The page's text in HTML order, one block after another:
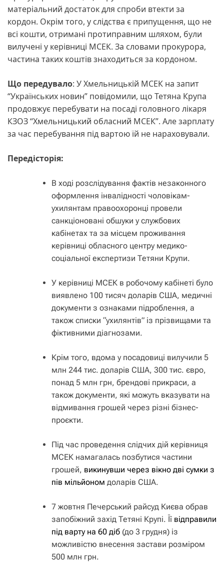
матеріальний достаток для спроби втекти за
кордон. Окрім того, у слідства є припущення, що не
всі кошти, отримані протиправним шляхом, були
вилучені у керівниці МСЕК. За словами прокурора,
частина таких коштів знаходиться за кордоном.
Що передувало: У Хмельницькій МСЕК на запит
“Українських новин” повідомили, що Тетяна Крупа
продовжує перебувати на посаді головного лікаря
КЗОЗ “Хмельницький обласний МСЕК”. Але зарплату
за час перебування під вартою їй не нараховували.
Передісторія:
В ході розслідування фактів незаконного
оформлення інвалідності чоловікам-
ухилянтам правоохоронці провели
санкціоновані обшуки у службових
кабінетах та за місцем проживання
керівниці обласного центру медико-
соціальної експертизи Тетяни Крупи.
У керівниці МСЕК в робочому кабінеті було
виявлено 100 тисяч доларів США, медичні
документи з ознаками підроблення, а
також списки “ухилянтів” із прізвищами та
фіктивними діагнозами.
Крім того, вдома у посадовиці вилучили 5
млн 244 тис. доларів США, 300 тис. євро,
понад 5 млн грн, брендові прикраси, а
також документи, які можуть вказувати на
відмивання грошей через різні бізнес-
проєкти.
Під час проведення слідчих дій керівниця
МСЕК намагалась позбутися частини
грошей, викинувши через вікно дві сумки з
пів мільйоном доларів США.
7 жовтня Печерський райсуд Києва обрав
запобіжний захід Тетяні Крупі. Її відправили
під варту на 60 діб (до 3 грудня) із
можливістю внесення застави розміром
500 млн грн.